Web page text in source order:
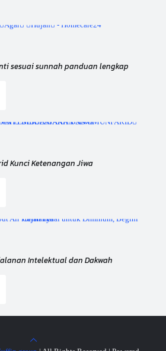
sesuai sunnah panduan lengkap
Kunci Ketenangan Jiwa
Intelektual dan Dakwah